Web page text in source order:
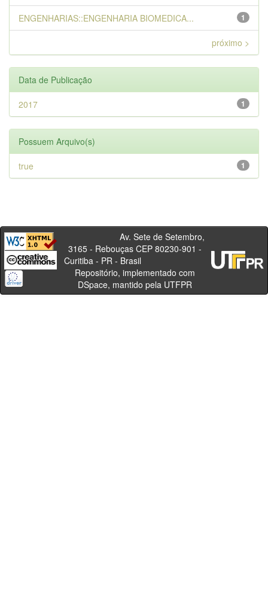
1
ENGENHARIAS::ENGENHARIA BIOMEDICA...
próximo >
Data de Publicação
1
2017
Possuem Arquivo(s)
1
true
Av. Sete de Setembro,
3165 - Rebouças CEP 80230-901 -
Curitiba - PR - Brasil
Repositório, implementado com
DSpace, mantido pela UTFPR